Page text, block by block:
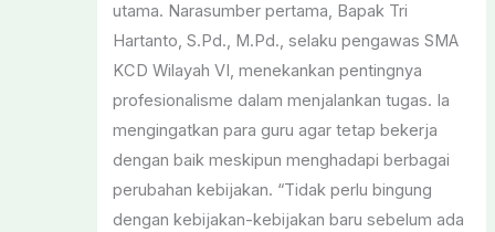
utama. Narasumber pertama, Bapak Tri
Hartanto, S.Pd., M.Pd., selaku pengawas SMA
KCD Wilayah VI, menekankan pentingnya
profesionalisme dalam menjalankan tugas. Ia
mengingatkan para guru agar tetap bekerja
dengan baik meskipun menghadapi berbagai
perubahan kebijakan. “Tidak perlu bingung
dengan kebijakan-kebijakan baru sebelum ada